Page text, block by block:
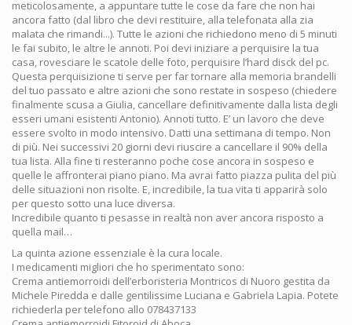
meticolosamente, a appuntare tutte le cose da fare che non hai
ancora fatto (dal libro che devi restituire, alla telefonata alla zia
malata che rimandi...). Tutte le azioni che richiedono meno di 5 minuti
le fai subito, le altre le annoti. Poi devi iniziare a perquisire la tua
casa, rovesciare le scatole delle foto, perquisire l’hard disck del pc.
Questa perquisizione ti serve per far tornare alla memoria brandelli
del tuo passato e altre azioni che sono restate in sospeso (chiedere
finalmente scusa a Giulia, cancellare definitivamente dalla lista degli
esseri umani esistenti Antonio). Annoti tutto. E’ un lavoro che deve
essere svolto in modo intensivo. Datti una settimana di tempo. Non
di più. Nei successivi 20 giorni devi riuscire a cancellare il 90% della
tua lista. Alla fine ti resteranno poche cose ancora in sospeso e
quelle le affronterai piano piano. Ma avrai fatto piazza pulita del più
delle situazioni non risolte. E, incredibile, la tua vita ti apparirà solo
per questo sotto una luce diversa.
Incredibile quanto ti pesasse in realtà non aver ancora risposto a
quella mail…
La quinta azione essenziale è la cura locale.
I medicamenti migliori che ho sperimentato sono:
Crema antiemorroidi dell’erboristeria Montricos di Nuoro gestita da
Michele Piredda e dalle gentilissime Luciana e Gabriela Lapia. Potete
richiederla per telefono allo 078437133